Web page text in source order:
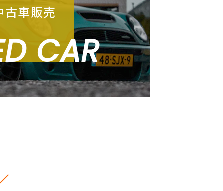
古車販売
CAR